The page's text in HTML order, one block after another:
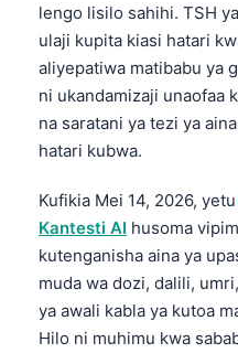
lengo lisilo sahihi. TSH
ulaji kupita kiasi hatari
aliyepatiwa matibabu ya
ni ukandamizaji unaofaa
na saratani ya tezi ya
hatari kubwa.
Kufikia Mei 14, 2026, yetu
Kantesti AI husoma
kutenganisha aina ya
muda wa dozi, dalili,
ya awali kabla ya kutoa
Hilo ni muhimu kwa